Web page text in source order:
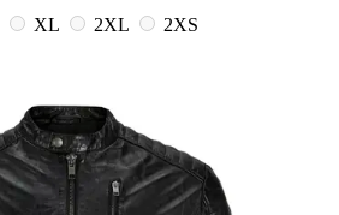
XL 2XL
2XS